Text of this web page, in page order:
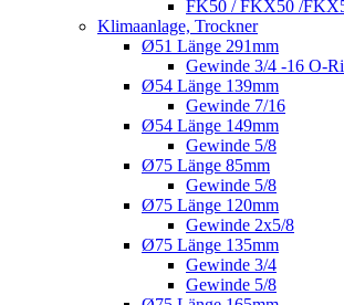
FK50 / FKX50 /
Klimaanlage, Trockner
Ø51 Länge 291mm
Gewinde 3/4 -16 O-
Ø54 Länge 139mm
Gewinde 7/16
Ø54 Länge 149mm
Gewinde 5/8
Ø75 Länge 85mm
Gewinde 5/8
Ø75 Länge 120mm
Gewinde 2x5/8
Ø75 Länge 135mm
Gewinde 3/4
Gewinde 5/8